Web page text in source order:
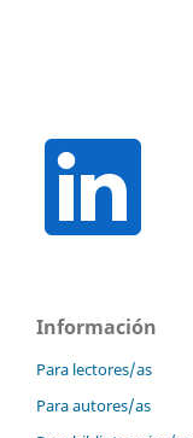
Información
Para lectores/as
Para autores/as